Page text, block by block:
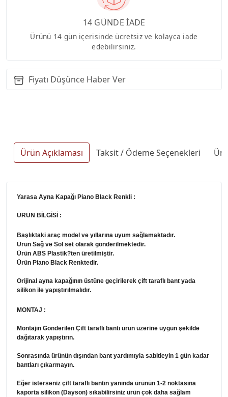
14 GÜNDE İADE
Ürünü 14 gün içerisinde ücretsiz ve kolayca iade
edebilirsiniz.
Fiyatı Düşünce Haber Ver
Ürün Açıklaması Taksit / Ödeme Seçenekleri
Yarasa Ayna Kapağı Piano Black Renkli :
ÜRÜN BİLGİSİ :
Başlıktaki araç model ve yıllarına uyum sağlamaktadır.
Ürün Sağ ve Sol set olarak gönderilmektedir.
Ürün ABS Plastik?ten üretilmiştir.
Ürün Piano Black Renktedir.
Orijinal ayna kapağının üstüne geçirilerek çift taraflı bant yada
silikon ile yapıştırılmalıdır.
MONTAJ :
Montajın Gönderilen Çift taraflı bantı ürün üzerine uygun şekilde
dağıtarak yapıştırın.
Sonrasında ürünün dışından bant yardımıyla sabitleyin 1 gün kadar
bantları çıkarmayın.
Eğer isterseniz çift taraflı bantın yanında ürünün 1-2 noktasına
kaporta silikon (Dayson) sıkabilirsiniz ürün çok daha sağlam